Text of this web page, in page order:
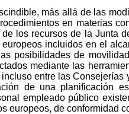
más allá de las
en materias
los recursos de la Junta
incluidos en el
posibilidades de
mediante las
entre las
de una planificación
empleado público
europeos, de conformidad